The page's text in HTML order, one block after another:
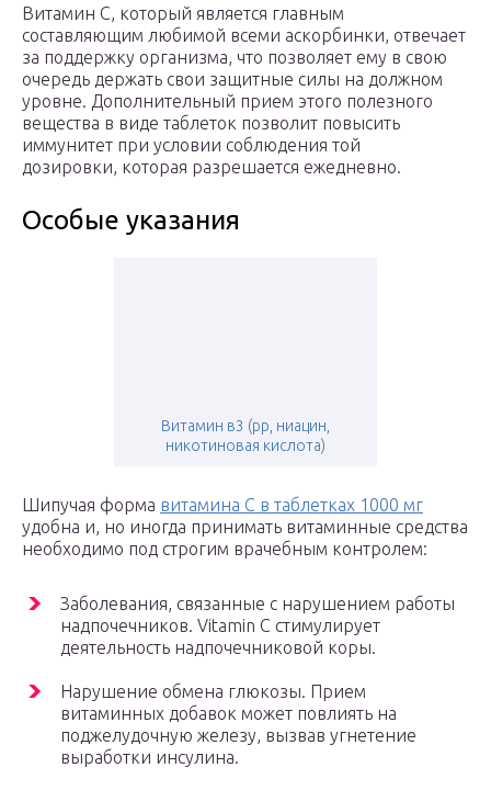
Витамин С, который является главным
составляющим любимой всеми аскорбинки, отвечает
за поддержку организма, что позволяет ему в свою
очередь держать свои защитные силы на должном
уровне. Дополнительный прием этого полезного
вещества в виде таблеток позволит повысить
иммунитет при условии соблюдения той
дозировки, которая разрешается ежедневно.
Особые указания
Витамин в3 (рр, ниацин,
никотиновая кислота)
Шипучая форма витамина С в таблетках 1000 мг
удобна и, но иногда принимать витаминные средства
необходимо под строгим врачебным контролем:
Заболевания, связанные с нарушением работы
надпочечников. Vitamin С стимулирует
деятельность надпочечниковой коры.
Нарушение обмена глюкозы. Прием
витаминных добавок может повлиять на
поджелудочную железу, вызвав угнетение
выработки инсулина.